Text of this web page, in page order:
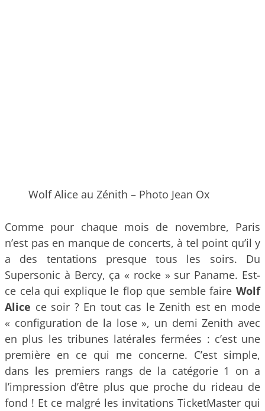
Wolf Alice au Zénith – Photo Jean Ox
Comme pour chaque mois de novembre, Paris
n’est pas en manque de concerts, à tel point qu’il y
a des tentations presque tous les soirs. Du
Supersonic à Bercy, ça « rocke » sur Paname. Est-
ce cela qui explique le flop que semble faire Wolf
Alice ce soir ? En tout cas le Zenith est en mode
« configuration de la lose », un demi Zenith avec
en plus les tribunes latérales fermées : c’est une
première en ce qui me concerne. C’est simple,
dans les premiers rangs de la catégorie 1 on a
l’impression d’être plus que proche du rideau de
fond ! Et ce malgré les invitations TicketMaster qui